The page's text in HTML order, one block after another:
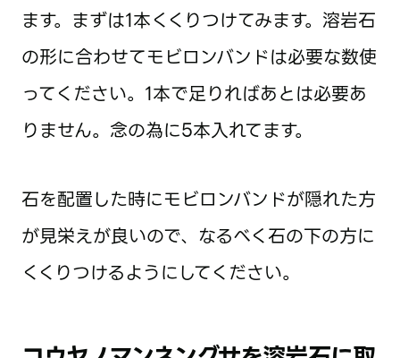
ます。まずは1本くくりつけてみます。溶岩石
の形に合わせてモビロンバンドは必要な数使
ってください。1本で足りればあとは必要あ
りません。念の為に5本入れてます。
石を配置した時にモビロンバンドが隠れた方
が見栄えが良いので、なるべく石の下の方に
くくりつけるようにしてください。